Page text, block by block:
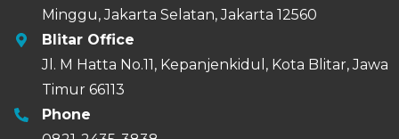
Minggu, Jakarta Selatan, Jakarta 12560
Blitar Office
Jl. M Hatta No.11, Kepanjenkidul, Kota Blitar, Jawa
Timur 66113
Phone